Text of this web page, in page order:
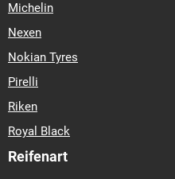
Michelin
Nexen
Nokian Tyres
Pirelli
Riken
Royal Black
Reifenart